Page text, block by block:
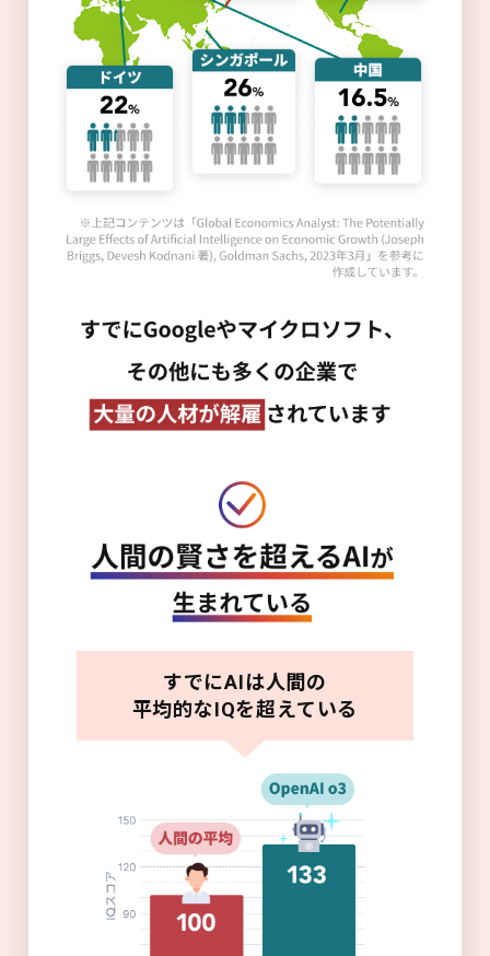
すでにAIは人間の
平均的なIQを超えている